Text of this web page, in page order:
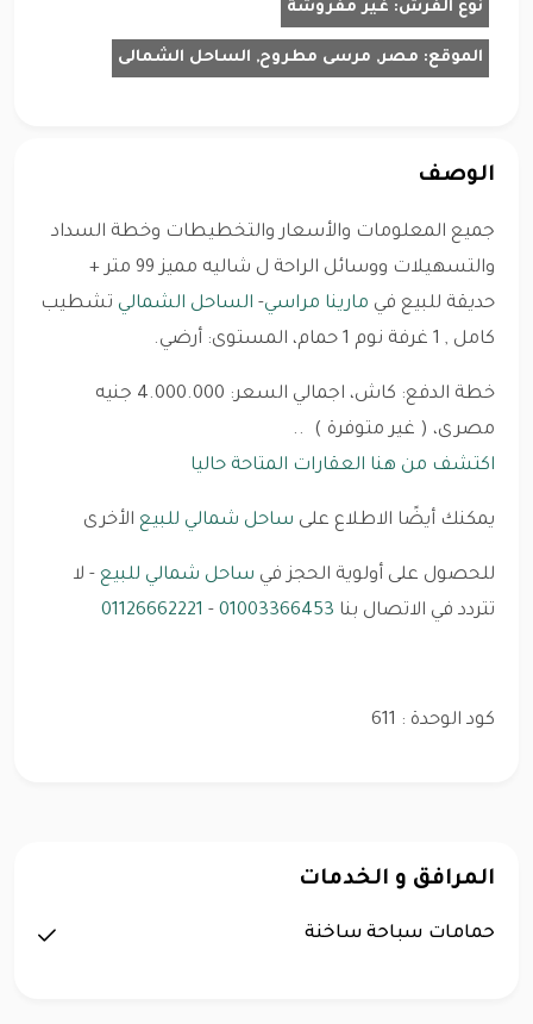
نوع الفرش: غير مفروشة
الموقع: مصر, مرسى مطروح, الساحل الشمالى
الوصف
جميع المعلومات والأسعار والتخطيطات وخطة السداد
والتسهيلات ووسائل الراحة ل شاليه مميز 99 متر +
حديقة للبيع في مارينا مراسي- الساحل الشمالي تشطيب
كامل , 1 غرفة نوم 1 حمام، المستوى: أرضي.
خطة الدفع: كاش، اجمالي السعر: 4.000.000 جنيه
مصرى، ( غير متوفرة ) ..
اكتشف من هنا العقارات المتاحة حاليا
يمكنك أيضًا الاطلاع على ساحل شمالي للبيع الأخرى
للحصول على أولوية الحجز في ساحل شمالي للبيع - لا
تتردد في الاتصال بنا 01003366453
-
01126662221
كود الوحدة : 611
المرافق و الخدمات
حمامات سباحة ساخنة